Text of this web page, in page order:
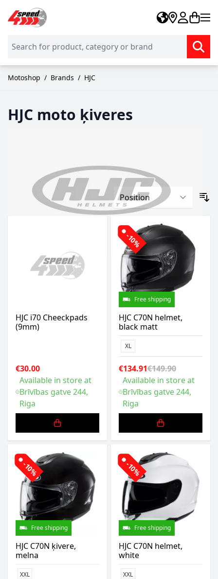
Skip to Content
Motoshop / Brands / HJC
HJC moto ķiveres
HJC i70 Cheeckpads
(9mm)
€30.00
Available in store at
Brīvības gatve 244,
Riga
-10%
Free shipping
HJC C70N helmet,
black matt
XL
€134.91€149.90
Available in store at
Brīvības gatve 244,
Riga
-10%
Free shipping
HJC C70N ķivere,
melna
XXL
-10%
Free shipping
HJC C70N helmet,
white
XXL